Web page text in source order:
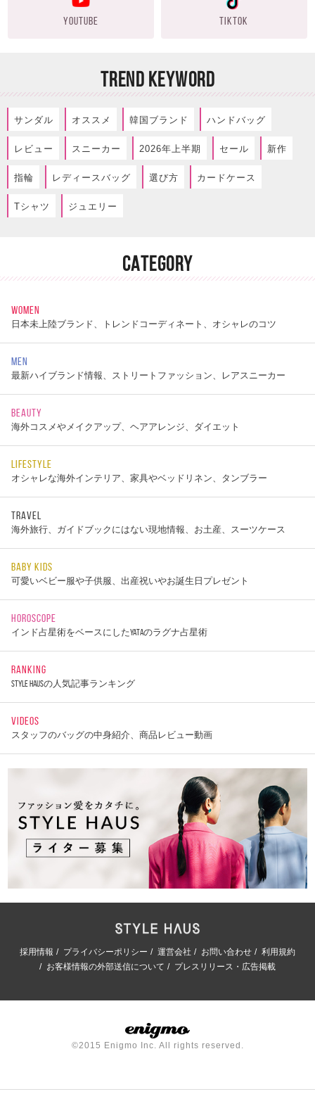
YOUTUBE TIKTOK
TREND KEYWORD
サンダル オススメ 韓国ブランド ハンドバッグ
レビュー スニーカー 2026年上半期 セール 新作
指輪 レディースバッグ 選び方 カードケース
Tシャツ ジュエリー
CATEGORY
WOMEN
日本未上陸ブランド、トレンドコーディネート、オシャレのコツ
MEN
最新ハイブランド情報、ストリートファッション、レアスニーカー
BEAUTY
海外コスメやメイクアップ、ヘアアレンジ、ダイエット
LIFESTYLE
オシャレな海外インテリア、家具やベッドリネン、タンブラー
TRAVEL
海外旅行、ガイドブックにはない現地情報、お土産、スーツケース
BABY KIDS
可愛いベビー服や子供服、出産祝いやお誕生日プレゼント
HOROSCOPE
インド占星術をベースにしたYATAのラグナ占星術
RANKING
STYLE HAUSの人気記事ランキング
VIDEOS
スタッフのバッグの中身紹介、商品レビュー動画
採用情報 プライバシーポリシー 運営会社 お問い合わせ
利用規約
お客様情報の外部送信について
プレスリリース・広告掲載
©2015 Enigmo Inc. All rights reserved.